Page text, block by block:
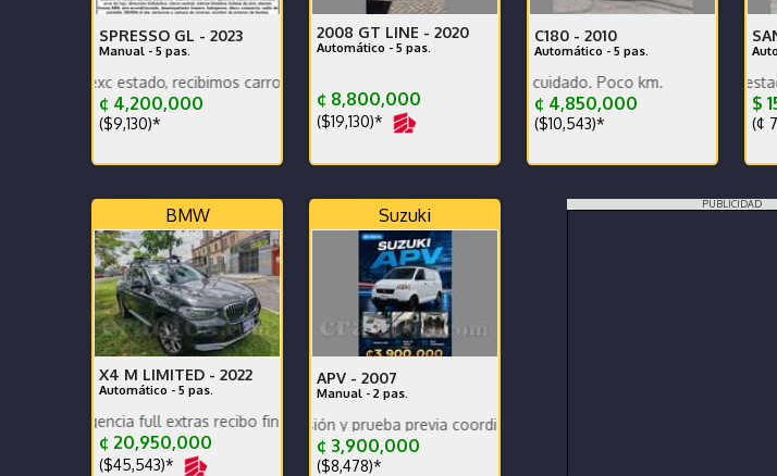
SPRESSO GL - 2023
Manual - 5 pas.
exc estado, recibimos carros, damos garantia, ganga, financiamiento total.
¢ 4,200,000
($9,130)*
2008 GT LINE - 2020
Automático - 5 pas.
¢ 8,800,000
($19,130)*
C180 - 2010
Automático - 5 pas.
Está impecable. Muy cuidado. Poco km.
¢ 4,850,000
($10,543)*
Poco km. Excelente estado.
$
(¢
BMW
X4 M LIMITED - 2022
Automático - 5 pas.
agencia full extras recibo financió mantenimiento full como nuevo
¢ 20,950,000
($45,543)*
Suzuki
APV - 2007
Manual - 2 pas.
Disponible para revisión y prueba previa coordinación.
¢ 3,900,000
($8,478)*
PUBLICIDAD